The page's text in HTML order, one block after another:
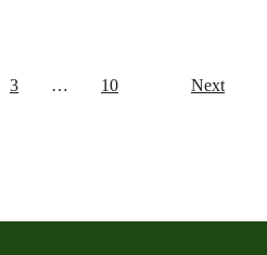
3 … 10 Next